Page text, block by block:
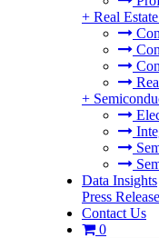
+ Real
+
Data Insights
Press
Contact Us
0